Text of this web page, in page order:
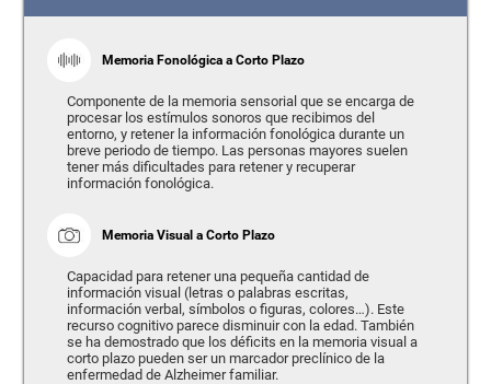
Memoria Fonológica a Corto Plazo
Componente de la memoria sensorial que se encarga de
procesar los estímulos sonoros que recibimos del
entorno, y retener la información fonológica durante un
breve periodo de tiempo. Las personas mayores suelen
tener más dificultades para retener y recuperar
información fonológica.
Memoria Visual a Corto Plazo
Capacidad para retener una pequeña cantidad de
información visual (letras o palabras escritas,
información verbal, símbolos o figuras, colores…). Este
recurso cognitivo parece disminuir con la edad. También
se ha demostrado que los déficits en la memoria visual a
corto plazo pueden ser un marcador preclínico de la
enfermedad de Alzheimer familiar.